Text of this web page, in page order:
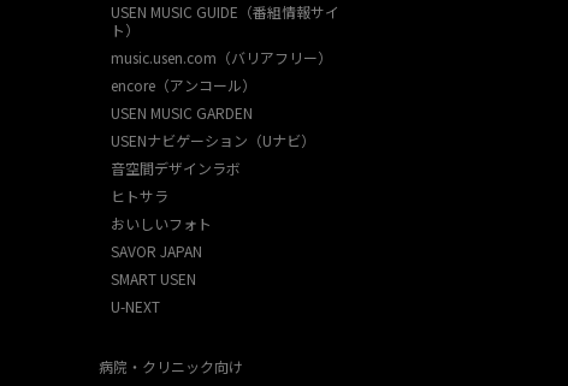
USEN MUSIC GUIDE（番組情報サイ
ト）
music.usen.com（バリアフリー）
encore（アンコール）
USEN MUSIC GARDEN
USENナビゲーション（Uナビ）
音空間デザインラボ
ヒトサラ
おいしいフォト
SAVOR JAPAN
SMART USEN
U-NEXT
病院・クリニック向け